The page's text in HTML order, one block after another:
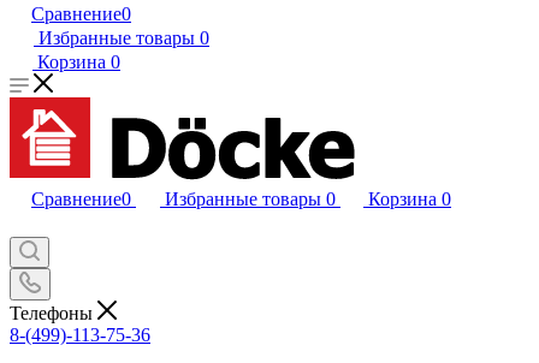
Сравнение0
Избранные товары 0
Корзина 0
Сравнение0 Избранные товары 0 Корзина 0
Телефоны
8-(499)-113-75-36